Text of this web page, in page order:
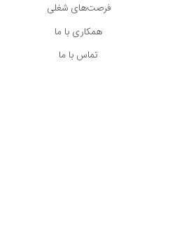
فرصت‌های شغلی
همکاری با ما
تماس با ما